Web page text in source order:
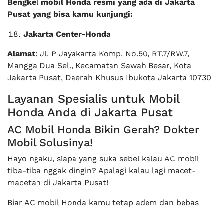
Bengkel mobil Honda resmi yang ada di Jakarta
Pusat yang bisa kamu kunjungi:
Jakarta Center-Honda
Alamat: Jl. P Jayakarta Komp. No.50, RT.7/RW.7,
Mangga Dua Sel., Kecamatan Sawah Besar, Kota
Jakarta Pusat, Daerah Khusus Ibukota Jakarta 10730
Layanan Spesialis untuk Mobil
Honda Anda di Jakarta Pusat
AC Mobil Honda Bikin Gerah? Dokter
Mobil Solusinya!
Hayo ngaku, siapa yang suka sebel kalau AC mobil
tiba-tiba nggak dingin? Apalagi kalau lagi macet-
macetan di Jakarta Pusat!
Biar AC mobil Honda kamu tetap adem dan bebas